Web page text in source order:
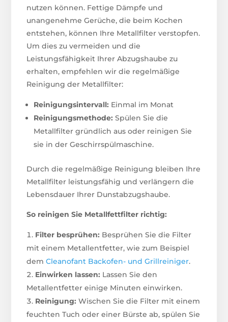
nutzen können. Fettige Dämpfe und
unangenehme Gerüche, die beim Kochen
entstehen, können Ihre Metallfilter verstopfen.
Um dies zu vermeiden und die
Leistungsfähigkeit Ihrer Abzugshaube zu
erhalten, empfehlen wir die regelmäßige
Reinigung der Metallfilter:
Reinigungsintervall: Einmal im Monat
Reinigungsmethode: Spülen Sie die
Metallfilter gründlich aus oder reinigen Sie
sie in der Geschirrspülmaschine.
Durch die regelmäßige Reinigung bleiben Ihre
Metallfilter leistungsfähig und verlängern die
Lebensdauer Ihrer Dunstabzugshaube.
So reinigen Sie Metallfettfilter richtig:
Filter besprühen: Besprühen Sie die Filter
mit einem Metallentfetter, wie zum Beispiel
demCleanofant Backofen- und Grillreiniger.
Einwirken lassen: Lassen Sie den
Metallentfetter einige Minuten einwirken.
Reinigung: Wischen Sie die Filter mit einem
feuchten Tuch oder einer Bürste ab, spülen Sie